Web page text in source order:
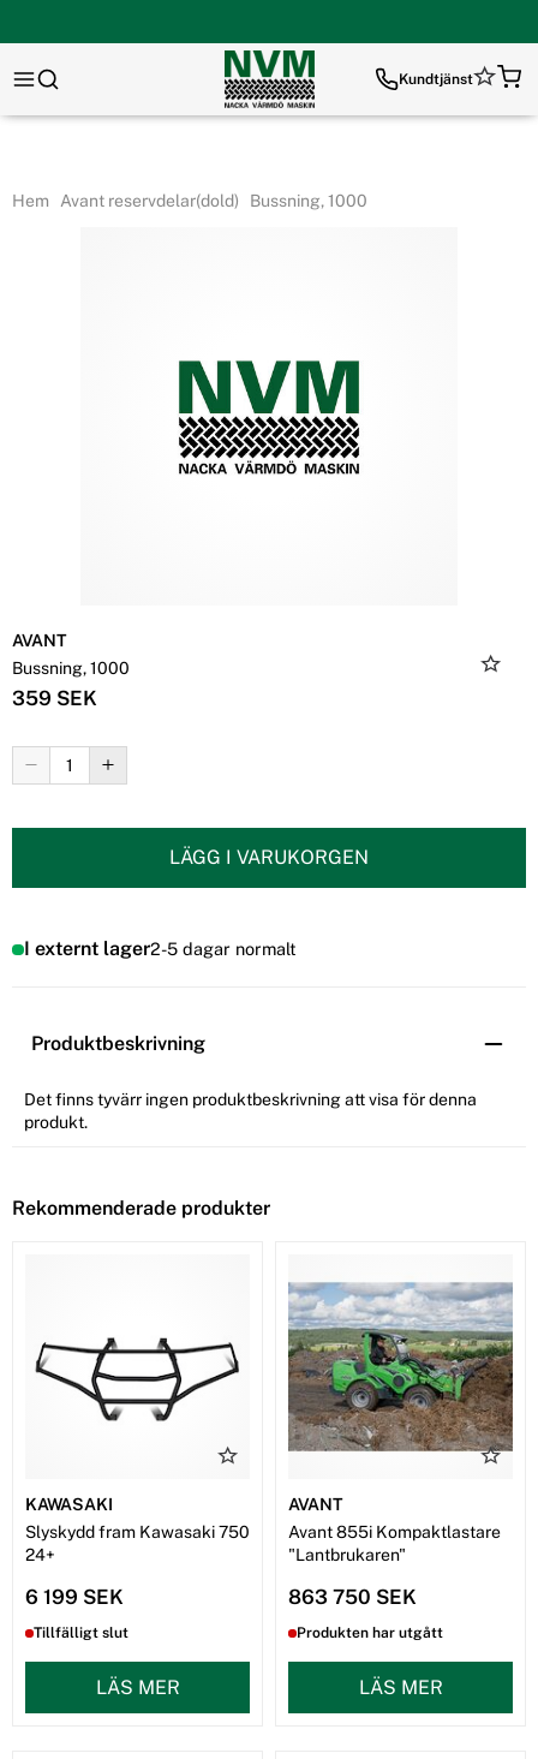
Kundtjänst
Hem Avant reservdelar(dold) Bussning, 1000
AVANT
Bussning, 1000
359 SEK
LÄGG I VARUKORGEN
I externt lager2-5 dagar normalt
Produktbeskrivning
Det finns tyvärr ingen produktbeskrivning att visa för denna
produkt.
Rekommenderade produkter
KAWASAKI
Slyskydd fram Kawasaki 750
24+
6 199 SEK
Tillfälligt slut
LÄS MER
AVANT
Avant 855i Kompaktlastare
"Lantbrukaren"
863 750 SEK
Produkten har utgått
LÄS MER